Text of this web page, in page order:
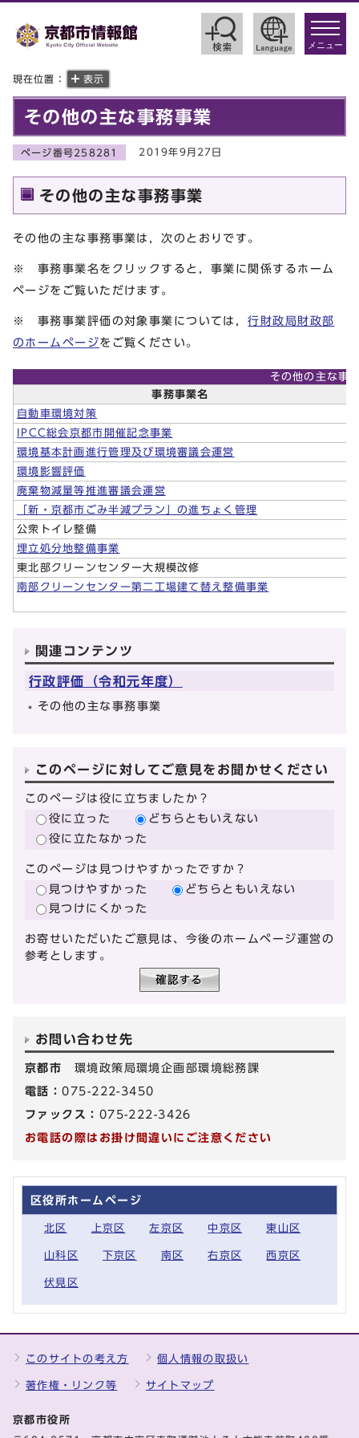
toggle
メニュー
現在位置： 表示
その他の主な事務事業
ページ番号258281 2019年9月27日
その他の主な事務事業
その他の主な事務事業は，次のとおりです。
※ 事務事業名をクリックすると，事業に関係するホーム
ページをご覧いただけます。
※ 事務事業評価の対象事業については，行財政局財政部
のホームページをご覧ください。
その他の主な事
事務事業名
自動車環境対策
IPCC総会京都市開催記念事業
環境基本計画進行管理及び環境審議会運営
環境影響評価
廃棄物減量等推進審議会運営
「新・京都市ごみ半減プラン」の進ちょく管理
公衆トイレ整備
埋立処分地整備事業
東北部クリーンセンター大規模改修
南部クリーンセンター第二工場建て替え整備事業
関連コンテンツ
行政評価（令和元年度）
その他の主な事務事業
このページに対してご意見をお聞かせください
このページは役に立ちましたか？
役に立った
どちらともいえない
役に立たなかった
このページは見つけやすかったですか？
見つけやすかった
どちらともいえない
見つけにくかった
お寄せいただいたご意見は、今後のホームページ運営の
参考とします。
お問い合わせ先
京都市 環境政策局環境企画部環境総務課
電話：075-222-3450
ファックス： 075-222-3426
お電話の際はお掛け間違いにご注意ください
区役所ホームページ
北区 上京区 左京区 中京区 東山区
山科区 下京区 南区 右京区 西京区
伏見区
このサイトの考え方 個人情報の取扱い
著作権・リンク等 サイトマップ
京都市役所